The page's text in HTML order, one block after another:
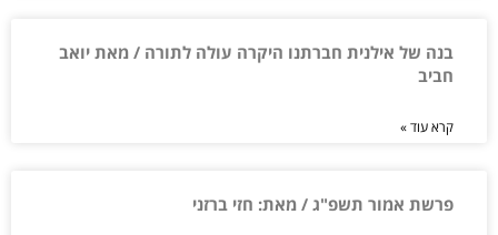
בנה של אילנית חברתנו היקרה עולה לתורה / מאת יואב
חביב
קרא עוד »
פרשת אמור תשפ"ג / מאת: חזי ברזני